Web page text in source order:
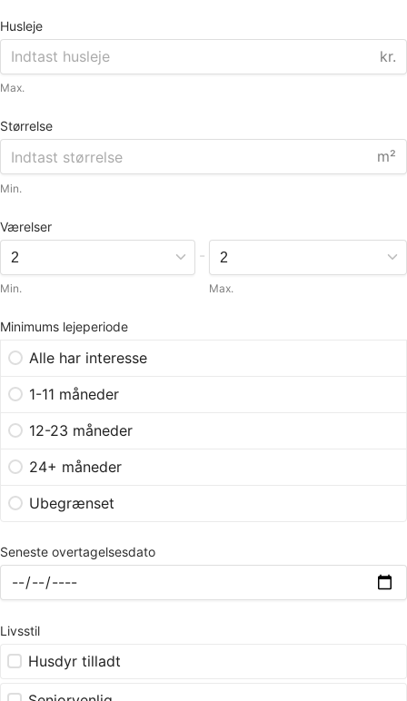
Husleje
kr.
Max.
Størrelse
m²
Min.
Værelser
Min.
-
Max.
Minimums lejeperiode
Alle har interesse
1-11 måneder
12-23 måneder
24+ måneder
Ubegrænset
Seneste overtagelsesdato
Livsstil
Husdyr tilladt